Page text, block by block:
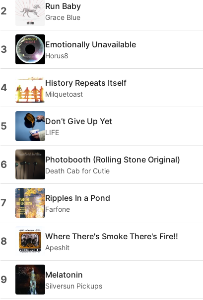
2 Run Baby
Grace Blue
3 Emotionally Unavailable
Horus8
4 History Repeats Itself
Milquetoast
5 Don’t Give Up Yet
LIFE
6 Photobooth (Rolling Stone Original)
Death Cab for Cutie
7 Ripples In a Pond
Farfone
8 Where There's Smoke There's Fire!!
Apeshit
9 Melatonin
Silversun Pickups